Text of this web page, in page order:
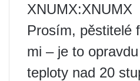
XNUMX:XNUMX
Prosím, pěstitelé
mi – je to
teploty nad 20